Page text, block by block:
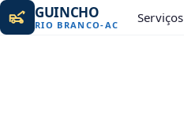
GUINCHO
RIO BRANCO-AC Serviços